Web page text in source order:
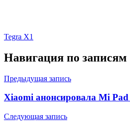
Tegra X1
Навигация по записям
Предыдущая запись
Xiaomi анонсировала Mi
Следующая запись